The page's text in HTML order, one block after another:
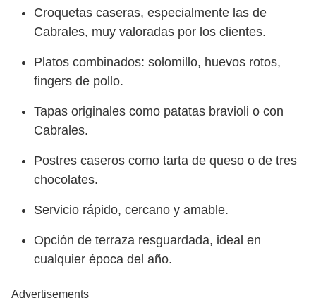
Croquetas caseras, especialmente las de
Cabrales, muy valoradas por los clientes.
Platos combinados: solomillo, huevos rotos,
fingers de pollo.
Tapas originales como patatas bravioli o con
Cabrales.
Postres caseros como tarta de queso o de tres
chocolates.
Servicio rápido, cercano y amable.
Opción de terraza resguardada, ideal en
cualquier época del año.
Advertisements